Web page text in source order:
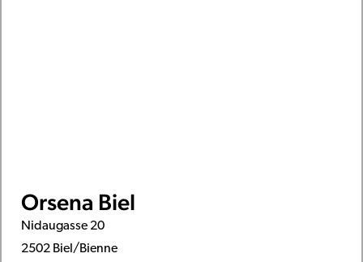
Orsena Biel
Nidaugasse 20
2502 Biel/Bienne